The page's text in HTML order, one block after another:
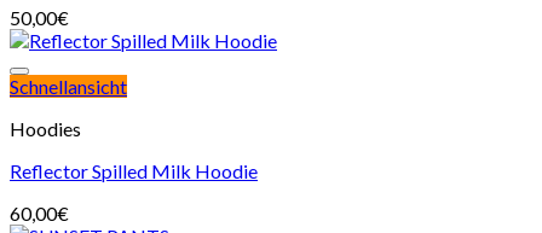
50,00€
Schnellansicht
Hoodies
Reflector Spilled Milk Hoodie
60,00€